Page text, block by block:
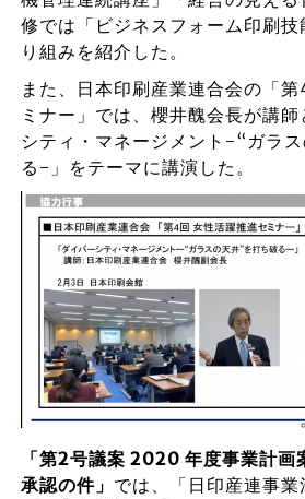
修では「ビジネスフォーム印刷技
り組みを紹介した。
また、日本印刷産業連合会の「
ミナー」では、櫻井醜会長が講
シティ・マネージメント-“ガラ
る-」をテーマに講演した。
「第2号議案 2020 年度事業計画
承認の件」 では、「日印産連事